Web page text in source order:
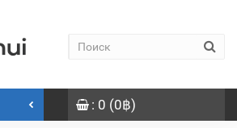
: 0 (0฿)